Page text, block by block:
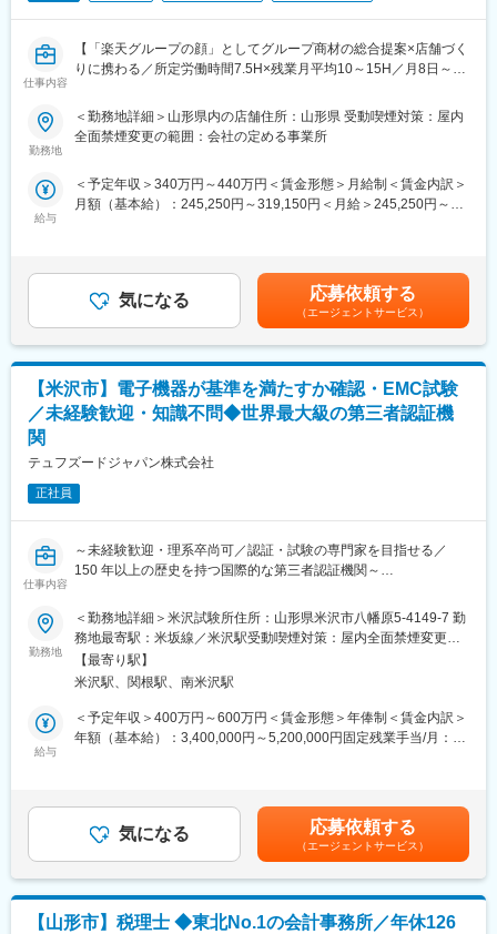
重視し相談しやすい環境◎
8/25 (火) 17:00～20:00
※ご応募時、参加可能日時をお知らせください。
■具体的には：
◇お客様対応
案内
・スマホの初期設定・データ移行サポート
・店舗での電話応対
・在庫管理、売り場づくり、POP作成
・KPI管理・数値振り返り
・店舗会議・研修への参加
・キャンペーン企画など、集客に向けた取り組み
■キャリアパス：
スタッフ（R CREW）から店長を経てRSV（スーパーバイザー）
入社後1年で店長昇格を目指していただきます。
重視し相談しやすい環境◎
仕事内容
【「楽天グループの顔」としてグループ商材の総合提案×店舗づく
りに携わる／所定労働時間7.5H×残業月平均10～15H／月8日～休
楽天モバイルショップに来店されるお客様へ、スマートフォン・
料金プラン・楽天カード・楽天市場・楽天ポイントなど、楽天経
て、お客様の生活をより豊かにするトータルサポートを行うポジ
ションです。
・新規契約・機種変更の受付および提案
・料金プラン、楽天ポイント活用、楽天カード、各種サービスの
案内
・スマホの初期設定・データ移行サポート
・問い合わせ対応
◇店舗運営
・KPI管理・数値振り返り
・店舗会議・研修への参加
・キャンペーン企画など、集客に向けた取り組み
■教育体制：
入社後1ヶ月は店舗での実践研修を実施。
のeラーニングでビジネススキルの習得も可能。未経験でも安心し
てスタートできる環境です。
■このポジションの魅力：
◇未経験でも成長しやすいシンプルなオペレーション
料金体系が他キャリアよりシンプル覚えやすく、提案力を磨きや
すい環境です。そのため、未経験からでも短期間で成長しやす
く、早期に独り立ちが可能です。
店舗運営に活かされやすい文化があります。
■キャリアパス：
ャリアがあります。
勤務地
＜勤務地詳細＞山形県内の店舗住所：山形県 受動喫煙対策：屋内
全面禁煙変更の範囲：会社の定める事業所
給与
＜予定年収＞340万円～440万円＜賃金形態＞月給制＜賃金内訳＞
月額（基本給）：245,250円～319,150円＜月給＞245,250円～
金はあくまでも目安の金額であり、選考を通じて上下する可能性
があります。月給(月額)は固定手当を含めた表記です。
気になる 応募依頼する
（エージェントサービス）
【米沢市】電子機器が基準を満たすか確認・EMC試験
／未経験歓迎・知識不問◆世界最大級の第三者認証機
関
テュフズードジャパン株式会社
正社員
仕事内容
～未経験歓迎・理系卒尚可／認証・試験の専門家を目指せる／
150 年以上の歴史を持つ国際的な第三者認証機関～
私たちの身の回りにある医療機器や電気製品、産業機械などが、
安全に使える状態かを確認する仕事です。
新しい製品が市場に出る前に、「他の機器に影響を与えないか」
「外部からの影響を受けても正常に動くか」などを検査し、製品
の品質や安全性を支えます。
製品開発の最終チェックを担うポジションとして、多くのメーカ
ーから頼られる専門性の高い仕事です。
・試験用機器の操作及び点検・保守作業
・試験業務における、上司及び顧客への進捗状況及び結果に関わ
入社後は研修やOJTを通じて、試験業務や報告書作成を担当しな
がら知識を習得いただきます。
勤務地
＜勤務地詳細＞米沢試験所住所：山形県米沢市八幡原5-4149-7 勤
務地最寄駅：米坂線／米沢駅受動喫煙対策：屋内全面禁煙変更の
範囲：会社の定める事業所（リモートワーク含む）
【最寄り駅】
米沢駅、関根駅、南米沢駅
給与
＜予定年収＞400万円～600万円＜賃金形態＞年俸制＜賃金内訳＞
年額（基本給）：3,400,000円～5,200,000円固定残業手当/月：
補足＞※経験・年齢・能力等を考慮の上当社規定により決定賃金は
あくまでも目安の金額であり、選考を通じて上下する可能性があ
ります。月給(月額)は固定手当を含めた表記です。
気になる 応募依頼する
（エージェントサービス）
【山形市】税理士 ◆東北No.1の会計事務所／年休126